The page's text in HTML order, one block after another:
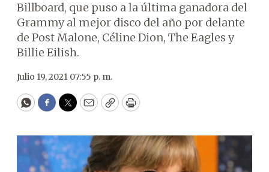
Billboard, que puso a la última ganadora del
Grammy al mejor disco del año por delante
de Post Malone, Céline Dion, The Eagles y
Billie Eilish.
Julio 19, 2021 07:55 p. m.
WhatsApp
Facebook
Twitter
EmailCopyPrint